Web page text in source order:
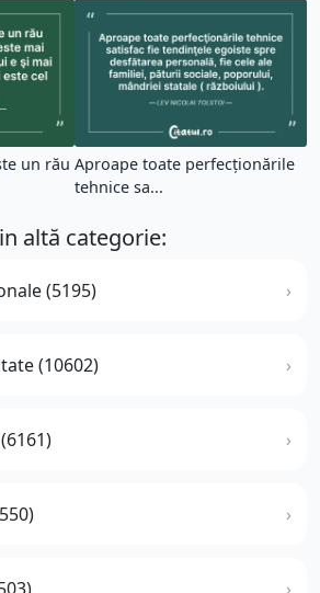
un rău Aproape toate perfecţionările
tehnice sa...
altă categorie:
(5195)
(10602)